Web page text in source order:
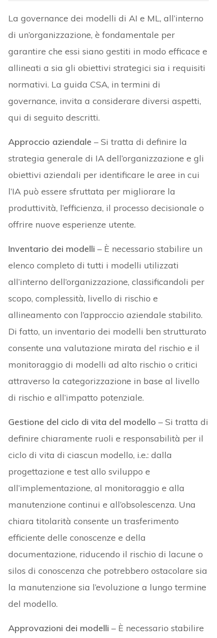
La governance dei modelli di AI e ML, all’interno
di un’organizzazione, è fondamentale per
garantire che essi siano gestiti in modo efficace e
allineati a sia gli obiettivi strategici sia i requisiti
normativi. La guida CSA, in termini di
governance, invita a considerare diversi aspetti,
qui di seguito descritti.
Approccio aziendale – Si tratta di definire la
strategia generale di IA dell’organizzazione e gli
obiettivi aziendali per identificare le aree in cui
l’IA può essere sfruttata per migliorare la
produttività, l’efficienza, il processo decisionale o
offrire nuove esperienze utente.
Inventario dei modelli – È necessario stabilire un
elenco completo di tutti i modelli utilizzati
all’interno dell’organizzazione, classificandoli per
scopo, complessità, livello di rischio e
allineamento con l’approccio aziendale stabilito.
Di fatto, un inventario dei modelli ben strutturato
consente una valutazione mirata del rischio e il
monitoraggio di modelli ad alto rischio o critici
attraverso la categorizzazione in base al livello
di rischio e all’impatto potenziale.
Gestione del ciclo di vita del modello – Si tratta di
definire chiaramente ruoli e responsabilità per il
ciclo di vita di ciascun modello, i.e.: dalla
progettazione e test allo sviluppo e
all’implementazione, al monitoraggio e alla
manutenzione continui e all’obsolescenza. Una
chiara titolarità consente un trasferimento
efficiente delle conoscenze e della
documentazione, riducendo il rischio di lacune o
silos di conoscenza che potrebbero ostacolare sia
la manutenzione sia l’evoluzione a lungo termine
del modello.
Approvazioni dei modelli – È necessario stabilire